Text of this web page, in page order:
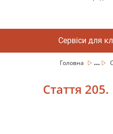
Сервіси для
Головна ...
Стаття